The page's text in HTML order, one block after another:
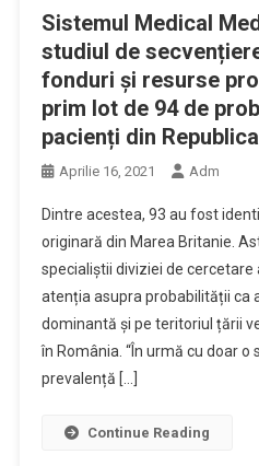
Sistemul Medical
studiul de
fonduri și resurse
prim lot de 94 de
pacienți din
Aprilie 16, 2021 Adm
Dintre acestea, 93 au fost
originară din Marea Britanie.
specialiștii diviziei de cercetare
atenția asupra probabilității ca
dominantă și pe teritoriul țării
în România. “În urmă cu doar
prevalență […]
Continue Reading